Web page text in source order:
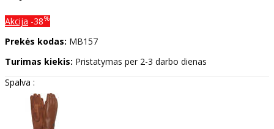
Akcija -38%
Prekės kodas: MB157
Turimas kiekis: Pristatymas per 2-3 darbo dienas
Spalva :